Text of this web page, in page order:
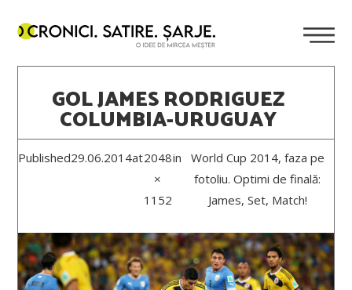
GOL JAMES RODRIGUEZ
COLUMBIA-URUGUAY
Published29.06.2014at2048
×
1152
in
World Cup 2014, faza pe
fotoliu. Optimi de finală:
James, Set, Match!